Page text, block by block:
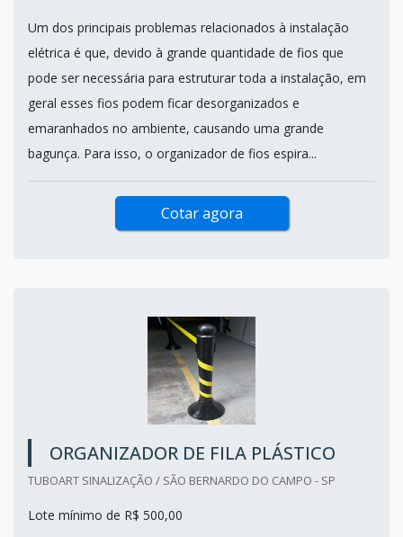
Um dos principais problemas relacionados à instalação
elétrica é que, devido à grande quantidade de fios que
pode ser necessária para estruturar toda a instalação, em
geral esses fios podem ficar desorganizados e
emaranhados no ambiente, causando uma grande
bagunça. Para isso, o organizador de fios espira...
Cotar agora
ORGANIZADOR DE FILA PLÁSTICO
TUBOART SINALIZAÇÃO / SÃO BERNARDO DO CAMPO - SP
Lote mínimo de R$ 500,00